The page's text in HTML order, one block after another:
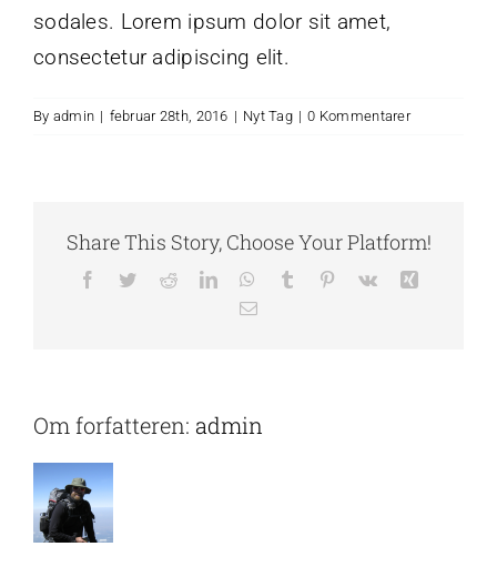
sodales. Lorem ipsum dolor sit amet,
consectetur adipiscing elit.
By admin | februar 28th, 2016 | Nyt Tag | 0 Kommentarer
Share This Story, Choose Your Platform!
Facebook
TwitterRedditLinkedInWhatsApp
Tumblr Pinterest
Vk
E-
Om forfatteren: admin